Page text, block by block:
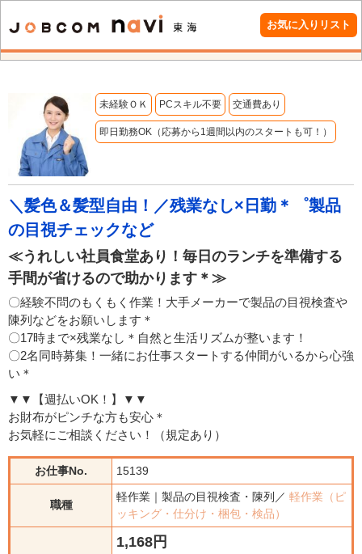
お気に入りリスト
未経験ＯＫ PCスキル不要 交通費あり
即日勤務OK（応募から1週間以内のスタートも可！）
＼髪色＆髪型自由！／残業なし×日勤＊゜製品
の目視チェックなど
≪うれしい社員食堂あり！毎日のランチを準備する
手間が省けるので助かります＊≫
〇経験不問のもくもく作業！大手メーカーで製品の目視検査や
陳列などをお願いします＊
〇17時まで×残業なし＊自然と生活リズムが整います！
〇2名同時募集！一緒にお仕事スタートする仲間がいるから心強
い＊
▼▼【週払いOK！】▼▼
お財布がピンチな方も安心＊
お気軽にご相談ください！（規定あり）
お仕事No. 15139
職種
軽作業｜製品の目視検査・陳列／ 軽作業（ピ
ッキング・仕分け・梱包・検品）
1,168円